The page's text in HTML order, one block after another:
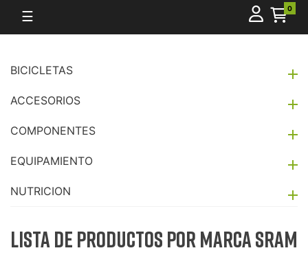
Navegación de palanca
☰ 0
BICICLETAS 
ACCESORIOS 
COMPONENTES 
EQUIPAMIENTO 
NUTRICION 
Lista de productos por marca SRAM